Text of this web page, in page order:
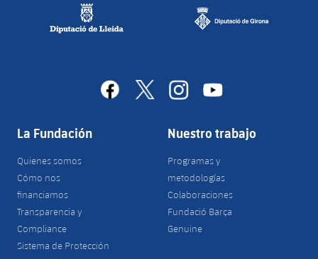
facebook
x instagramyoutube
La Fundación
Quienes somos
Cómo nos
financiamos
Transparencia y
Compliance
Sistema de Protección
Nuestro trabajo
Programas y
metodologías
Colaboraciones
Fundació Barça
Genuine